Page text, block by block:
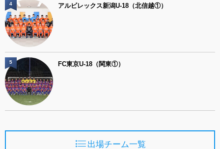
アルビレックス新潟U-18（北信越①）
4
FC東京U-18（関東①）
5
出場チーム一覧